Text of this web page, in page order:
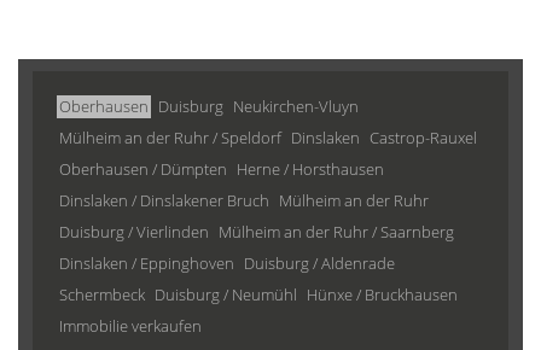
Oberhausen Duisburg Neukirchen-Vluyn
Mülheim an der Ruhr / Speldorf Dinslaken Castrop-Rauxel
Oberhausen / Dümpten Herne / Horsthausen
Dinslaken / Dinslakener Bruch Mülheim an der Ruhr
Duisburg / Vierlinden Mülheim an der Ruhr / Saarnberg
Dinslaken / Eppinghoven Duisburg / Aldenrade
Schermbeck Duisburg / Neumühl Hünxe / Bruckhausen
Immobilie verkaufen